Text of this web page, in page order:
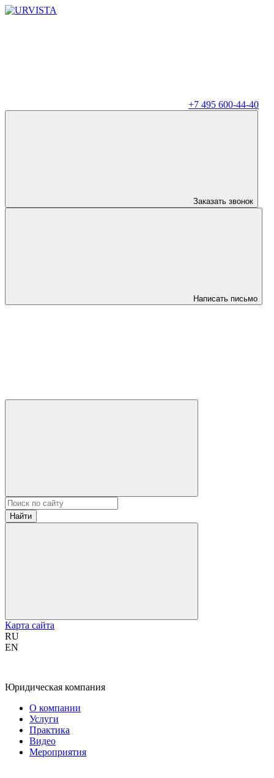
+7 495 600-44-40
Заказать звонок
Написать письмо
Найти
Карта сайта
RU
EN
Юридическая компания
О компании
Услуги
Практика
Видео
Мероприятия